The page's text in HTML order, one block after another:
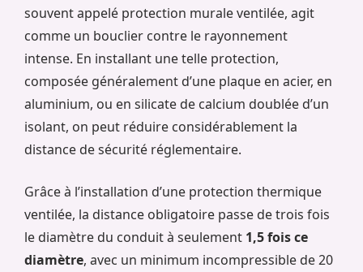
souvent appelé protection murale ventilée, agit
comme un bouclier contre le rayonnement
intense. En installant une telle protection,
composée généralement d’une plaque en acier, en
aluminium, ou en silicate de calcium doublée d’un
isolant, on peut réduire considérablement la
distance de sécurité réglementaire.
Grâce à l’installation d’une protection thermique
ventilée, la distance obligatoire passe de trois fois
le diamètre du conduit à seulement 1,5 fois ce
diamètre, avec un minimum incompressible de 20